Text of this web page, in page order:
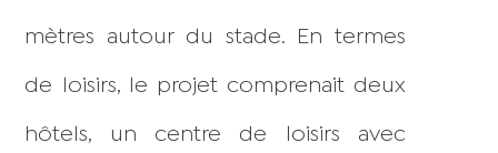
mètres autour du stade. En termes
de loisirs, le projet comprenait deux
hôtels, un centre de loisirs avec